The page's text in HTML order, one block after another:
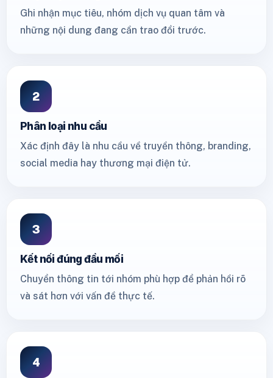
Ghi nhận mục tiêu, nhóm dịch vụ quan tâm và
những nội dung đang cần trao đổi trước.
2
Phân loại nhu cầu
Xác định đây là nhu cầu về truyền thông, branding,
social media hay thương mại điện tử.
3
Kết nối đúng đầu mối
Chuyển thông tin tới nhóm phù hợp để phản hồi rõ
và sát hơn với vấn đề thực tế.
4